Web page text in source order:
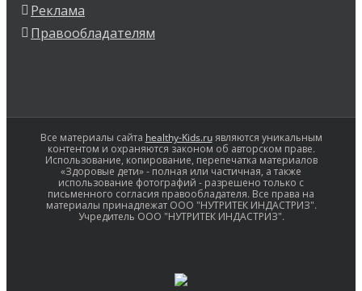
Реклама
Правообладателям
Все материалы сайта healthy-Kids.ruявляются уникальным
контентом и охраняются законом об авторском праве.
Использование, копирование, перепечатка материалов
«Здоровые дети» - полная или частичная, а также
использование фотографий - разрешено только с
письменного согласия правообладателя. Все права на
материалы принадлежат ООО "НУТРИТЕК ИНДАСТРИЗ".
Учредитель ООО "НУТРИТЕК ИНДАСТРИЗ".